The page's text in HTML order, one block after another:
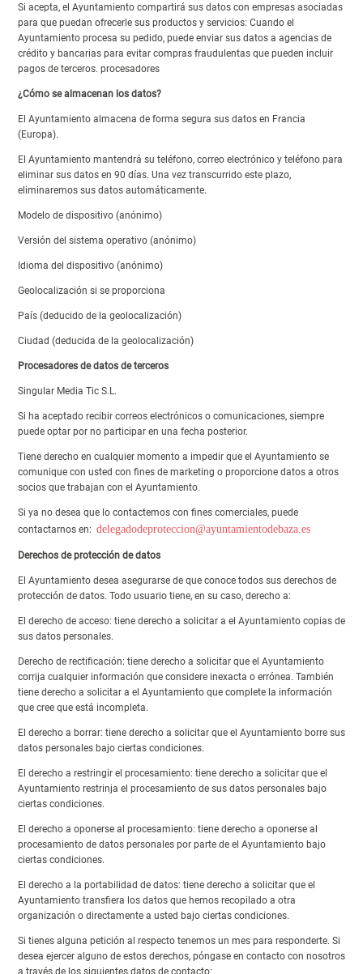
Si acepta, el Ayuntamiento compartirá sus datos con empresas asociadas
para que puedan ofrecerle sus productos y servicios: Cuando el
Ayuntamiento procesa su pedido, puede enviar sus datos a agencias de
crédito y bancarias para evitar compras fraudulentas que pueden incluir
pagos de terceros. procesadores
¿Cómo se almacenan los datos?
El Ayuntamiento almacena de forma segura sus datos en Francia
(Europa).
El Ayuntamiento mantendrá su teléfono, correo electrónico y teléfono para
eliminar sus datos en 90 días. Una vez transcurrido este plazo,
eliminaremos sus datos automáticamente.
Modelo de dispositivo (anónimo)
Versión del sistema operativo (anónimo)
Idioma del dispositivo (anónimo)
Geolocalización si se proporciona
País (deducido de la geolocalización)
Ciudad (deducida de la geolocalización)
Procesadores de datos de terceros
Singular Media Tic S.L.
Si ha aceptado recibir correos electrónicos o comunicaciones, siempre
puede optar por no participar en una fecha posterior.
Tiene derecho en cualquier momento a impedir que el Ayuntamiento se
comunique con usted con fines de marketing o proporcione datos a otros
socios que trabajan con el Ayuntamiento.
Si ya no desea que lo contactemos con fines comerciales, puede
contactarnos en: delegadodeproteccion@ayuntamientodebaza.es
Derechos de protección de datos
El Ayuntamiento desea asegurarse de que conoce todos sus derechos de
protección de datos. Todo usuario tiene, en su caso, derecho a:
El derecho de acceso: tiene derecho a solicitar a el Ayuntamiento copias de
sus datos personales.
Derecho de rectificación: tiene derecho a solicitar que el Ayuntamiento
corrija cualquier información que considere inexacta o errónea. También
tiene derecho a solicitar a el Ayuntamiento que complete la información
que cree que está incompleta.
El derecho a borrar: tiene derecho a solicitar que el Ayuntamiento borre sus
datos personales bajo ciertas condiciones.
El derecho a restringir el procesamiento: tiene derecho a solicitar que el
Ayuntamiento restrinja el procesamiento de sus datos personales bajo
ciertas condiciones.
El derecho a oponerse al procesamiento: tiene derecho a oponerse al
procesamiento de datos personales por parte de el Ayuntamiento bajo
ciertas condiciones.
El derecho a la portabilidad de datos: tiene derecho a solicitar que el
Ayuntamiento transfiera los datos que hemos recopilado a otra
organización o directamente a usted bajo ciertas condiciones.
Si tienes alguna petición al respecto tenemos un mes para responderte. Si
desea ejercer alguno de estos derechos, póngase en contacto con nosotros
a través de los siguientes datos de contacto: